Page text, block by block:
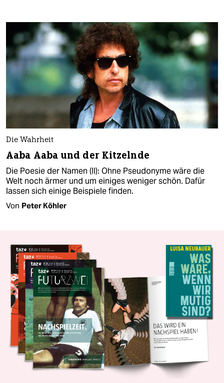
Die Wahrheit
Aaba Aaba und der Kitzelnde
Die Poesie der Namen (II): Ohne Pseudonyme wäre die
Welt noch ärmer und um einiges weniger schön. Dafür
lassen sich einige Beispiele finden.
Von Peter Köhler